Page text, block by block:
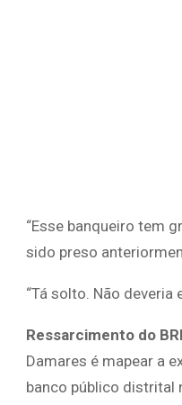
“Esse banqueiro tem
sido preso
“Tá solto. Não deveria
Ressarcimento do
Damares é mapear a
banco público distrital